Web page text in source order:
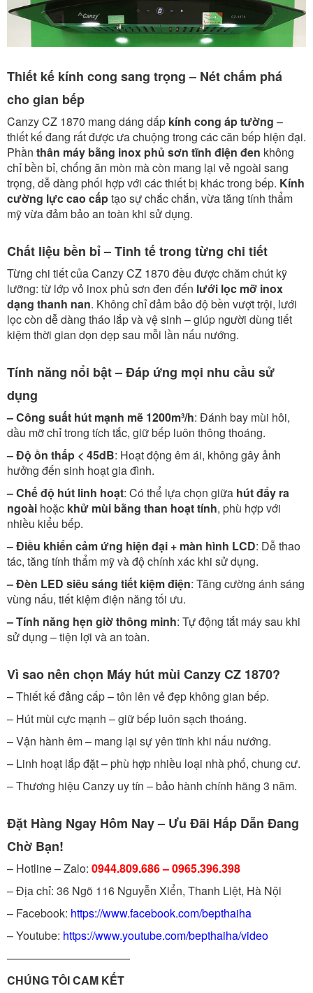
Thiết kế kính cong sang trọng – Nét chấm phá
cho gian bếp
Canzy CZ 1870 mang dáng dấp kính cong áp tường –
thiết kế đang rất được ưa chuộng trong các căn bếp hiện đại.
Phần thân máy bằng inox phủ sơn tĩnh điện đen không
chỉ bền bỉ, chống ăn mòn mà còn mang lại vẻ ngoài sang
trọng, dễ dàng phối hợp với các thiết bị khác trong bếp. Kính
cường lực cao cấptạo sự chắc chắn, vừa tăng tính thẩm
mỹ vừa đảm bảo an toàn khi sử dụng.
Chất liệu bền bỉ – Tinh tế trong từng chi tiết
Từng chi tiết của Canzy CZ 1870 đều được chăm chút kỹ
lưỡng: từ lớp vỏ inox phủ sơn đen đến lưới lọc mỡ inox
dạng thanh nan. Không chỉ đảm bảo độ bền vượt trội, lưới
lọc còn dễ dàng tháo lắp và vệ sinh – giúp người dùng tiết
kiệm thời gian dọn dẹp sau mỗi lần nấu nướng.
Tính năng nổi bật – Đáp ứng mọi nhu cầu sử
dụng
– Công suất hút mạnh mẽ 1200m³/h: Đánh bay mùi hôi,
dầu mỡ chỉ trong tích tắc, giữ bếp luôn thông thoáng.
– Độ ồn thấp < 45dB: Hoạt động êm ái, không gây ảnh
hưởng đến sinh hoạt gia đình.
– Chế độ hút linh hoạt: Có thể lựa chọn giữa hút đẩy ra
ngoài hoặc khử mùi bằng than hoạt tính, phù hợp với
nhiều kiểu bếp.
– Điều khiển cảm ứng hiện đại + màn hình LCD: Dễ thao
tác, tăng tính thẩm mỹ và độ chính xác khi sử dụng.
– Đèn LED siêu sáng tiết kiệm điện: Tăng cường ánh sáng
vùng nấu, tiết kiệm điện năng tối ưu.
– Tính năng hẹn giờ thông minh: Tự động tắt máy sau khi
sử dụng – tiện lợi và an toàn.
Vì sao nên chọn Máy hút mùi Canzy CZ 1870?
– Thiết kế đẳng cấp – tôn lên vẻ đẹp không gian bếp.
– Hút mùi cực mạnh – giữ bếp luôn sạch thoáng.
– Vận hành êm – mang lại sự yên tĩnh khi nấu nướng.
– Linh hoạt lắp đặt – phù hợp nhiều loại nhà phố, chung cư.
– Thương hiệu Canzy uy tín – bảo hành chính hãng 3 năm.
Đặt Hàng Ngay Hôm Nay – Ưu Đãi Hấp Dẫn Đang
Chờ Bạn!
– Hotline – Zalo: 0944.809.686 – 0965.396.398
– Địa chỉ: 36 Ngõ 116 Nguyễn Xiển, Thanh Liệt, Hà Nội
– Facebook: https://www.facebook.com/bepthaiha
– Youtube: https://www.youtube.com/bepthaiha/video
———————————
CHÚNG TÔI CAM KẾT